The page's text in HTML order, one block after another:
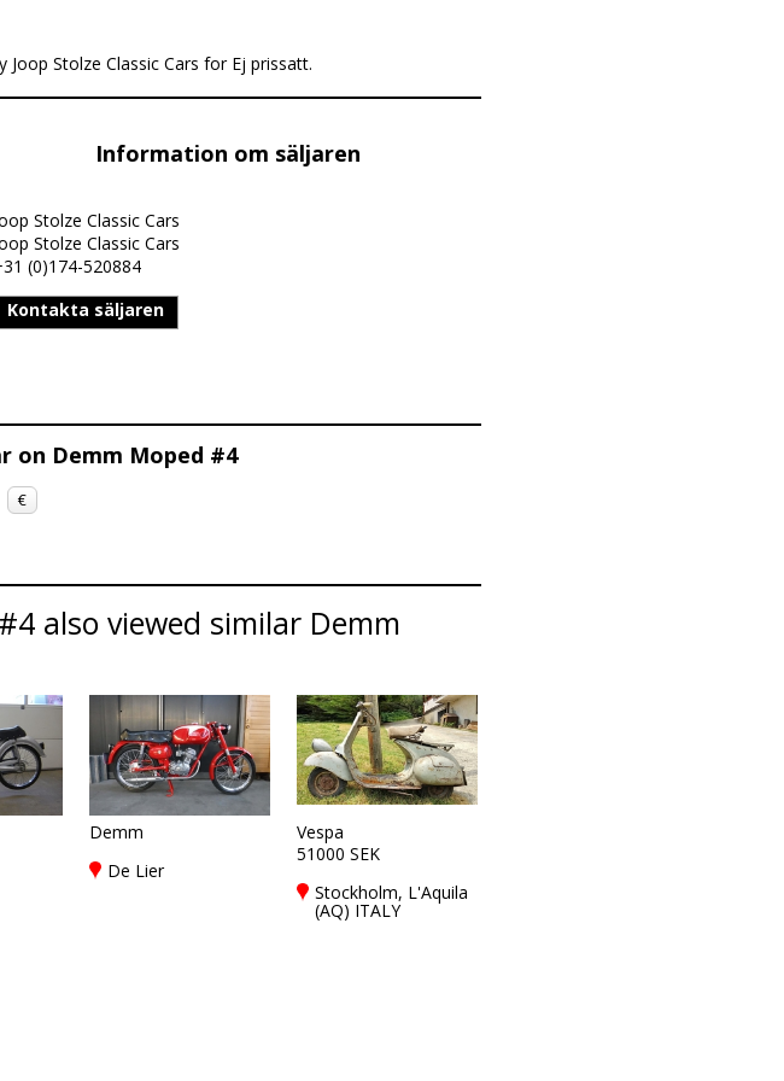
Stolze Classic Cars for Ej prissatt.
Information om säljaren
Stolze Classic Cars
Stolze Classic Cars
(0)174-520884
Kontakta säljaren
on Demm Moped #4
€
also viewed similar Demm
Demm
De Lier
Vespa
51000 SEK
Stockholm, L'Aquila
(AQ) ITALY